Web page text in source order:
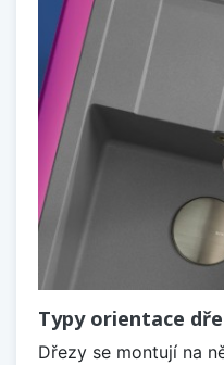
Typy orientace
Dřezy se montují na